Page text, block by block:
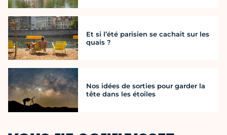
Et si l’été parisien se cachait sur les
quais ?
Nos idées de sorties pour garder la
tête dans les étoiles